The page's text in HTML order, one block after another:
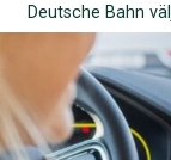
Deutsche Bahn